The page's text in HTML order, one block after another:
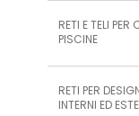
RETI E TELI PER
PISCINE
RETI PER
INTERNI ED